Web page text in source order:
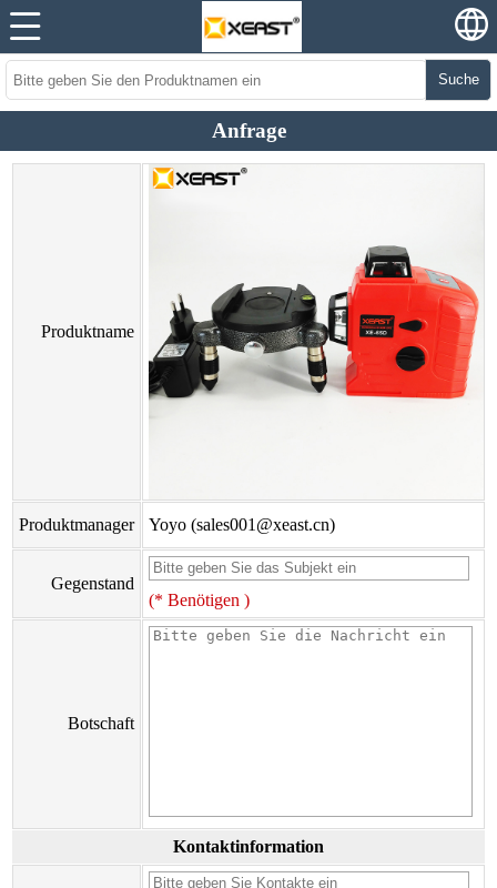
Suche
Anfrage
Produktname
Produktmanager Yoyo (sales001@xeast.cn)
Gegenstand
(* Benötigen )
Botschaft
Kontaktinformation